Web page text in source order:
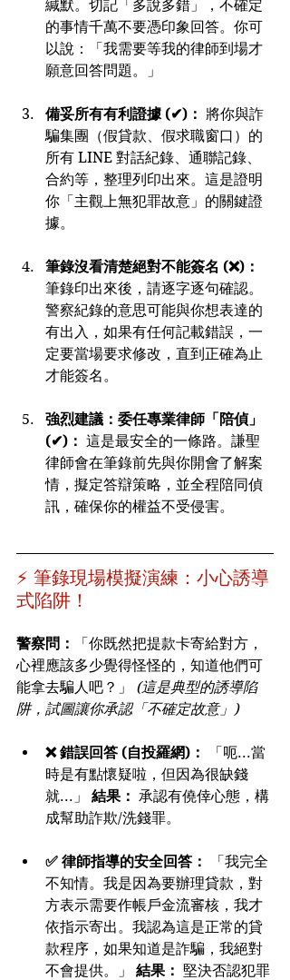
緘默。切記「多說多錯」，不確定
的事情千萬不要憑印象回答。你可
以說：「我需要等我的律師到場才
願意回答問題。」
備妥所有有利證據 (✔)： 將你與詐
騙集團（假貸款、假求職窗口）的
所有 LINE 對話紀錄、通聯記錄、
合約等，整理列印出來。這是證明
你「主觀上無犯罪故意」的關鍵證
據。
筆錄沒看清楚絕對不能簽名 (❌)：
筆錄印出來後，請逐字逐句確認。
警察紀錄的意思可能與你想表達的
有出入，如果有任何記載錯誤，一
定要當場要求修改，直到正確為止
才能簽名。
強烈建議：委任專業律師「陪偵」
(✔)： 這是最安全的一條路。謙聖
律師會在筆錄前先與你開會了解案
情，擬定答辯策略，並全程陪同偵
訊，確保你的權益不受侵害。
⚡ 筆錄現場模擬演練：小心誘導
式陷阱！
警察問：
「你既然把提款卡寄給對方，
心裡應該多少覺得怪怪的，知道他們可
能拿去騙人吧？」 (這是典型的誘導陷
阱，試圖讓你承認「不確定故意」)
❌ 錯誤回答 (自投羅網)：
「呃...當
時是有點懷疑啦，但因為很缺錢
就...」 結果： 承認有僥倖心態，構
成幫助詐欺/洗錢罪。
✅ 律師指導的安全回答：
「我完全
不知情。我是因為要辦理貸款，對
方表示需要作帳戶金流審核，我才
依指示寄出。我認為這是正常的貸
款程序，如果知道是詐騙，我絕對
不會提供。」 結果： 堅決否認犯罪